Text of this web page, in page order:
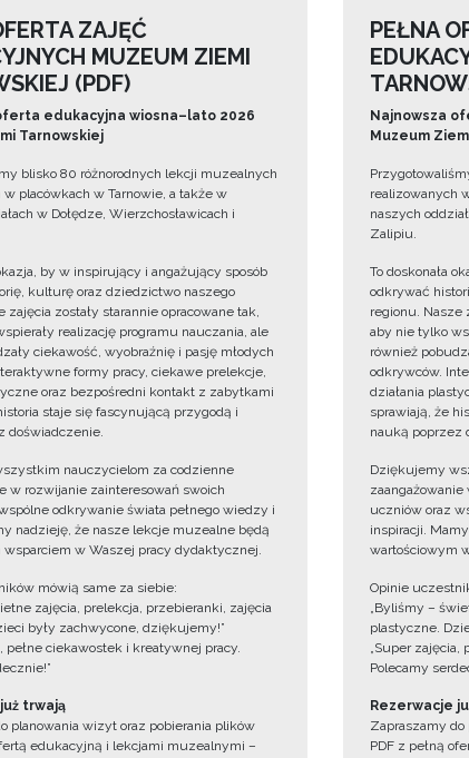
ZAJĘĆ
MUZEUM ZIEMI
(PDF)
edukacyjna wiosna–lato 2026
Tarnowskiej
blisko 80 różnorodnych lekcji muzealnych
placówkach w Tarnowie, a także w
w Dołędze, Wierzchosławicach i
by w inspirujący i angażujący sposób
kulturę oraz dziedzictwo naszego
zajęcia zostały starannie opracowane tak,
realizację programu nauczania, ale
ciekawość, wyobraźnię i pasję młodych
formy pracy, ciekawe prelekcje,
oraz bezpośredni kontakt z zabytkami
staje się fascynującą przygodą i
doświadczenie.
nauczycielom za codzienne
w rozwijanie zainteresowań swoich
odkrywanie świata pełnego wiedzy i
nadzieję, że nasze lekcje muzealne będą
wsparciem w Waszej pracy dydaktycznej.
mówią same za siebie:
zajęcia, prelekcja, przebieranki, zajęcia
były zachwycone, dziękujemy!”
pełne ciekawostek i kreatywnej pracy.
trwają
planowania wizyt oraz pobierania plików
edukacyjną i lekcjami muzealnymi –
PEŁNA
Najnowsza
Muzeum
realizowanych
naszych
Zalipiu.
To doskonała
odkrywać
regionu. Nasze
aby nie tylko
również
odkrywców.
działania
sprawiają, że
nauką poprzez
Dziękujemy
uczniów oraz
inspiracji.
wartościowym
Opinie
„Byliśmy –
plastyczne.
„Super zajęcia,
Polecamy
Rezerwacje
Zapraszamy
PDF z pełną